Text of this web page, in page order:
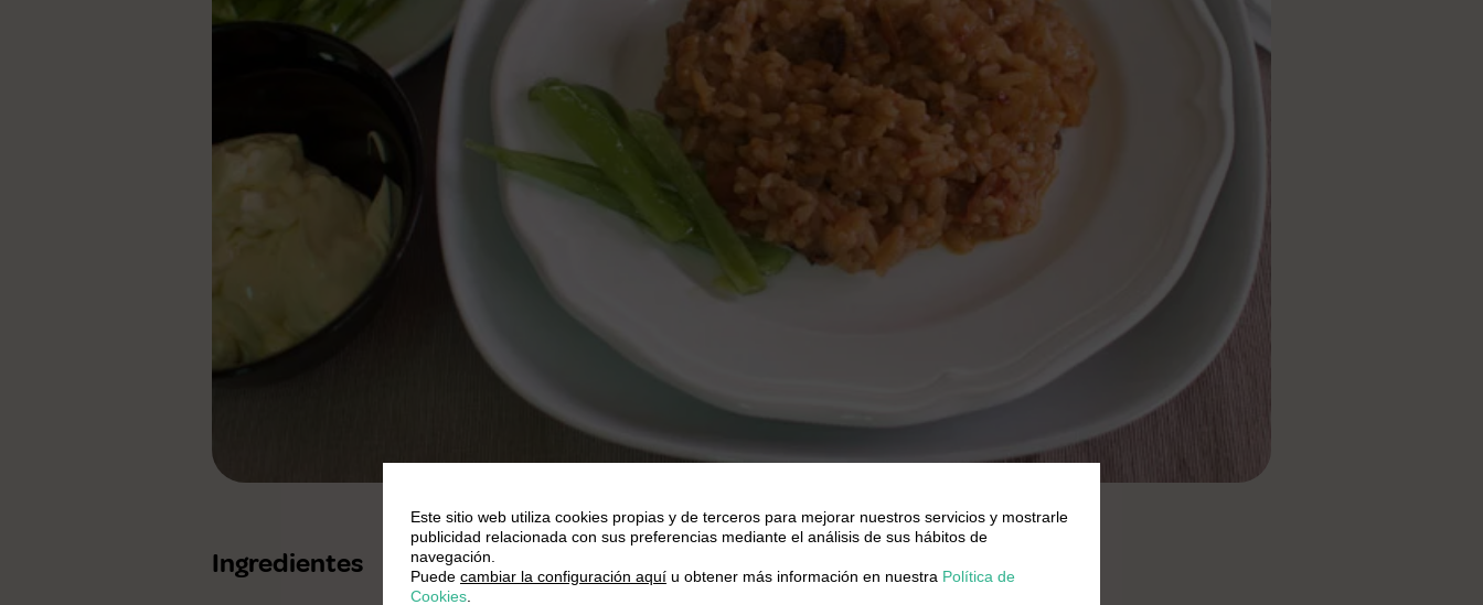
Ingredientes
Este sitio web utiliza cookies propias y de terceros para mejorar nuestros servicios y mostrarle
publicidad relacionada con sus preferencias mediante el análisis de sus hábitos de
navegación.
Puede cambiar la configuración aquí u obtener más información en nuestra Política de
Cookies